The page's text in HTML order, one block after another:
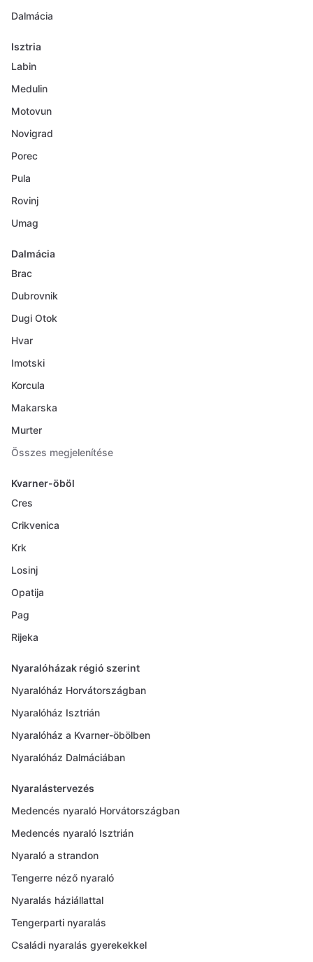
Dalmácia
Isztria
Labin
Medulin
Motovun
Novigrad
Porec
Pula
Rovinj
Umag
Dalmácia
Brac
Dubrovnik
Dugi Otok
Hvar
Imotski
Korcula
Makarska
Murter
Összes megjelenítése
Kvarner-öböl
Cres
Crikvenica
Krk
Losinj
Opatija
Pag
Rijeka
Nyaralóházak régió szerint
Nyaralóház Horvátországban
Nyaralóház Isztrián
Nyaralóház a Kvarner-öbölben
Nyaralóház Dalmáciában
Nyaralástervezés
Medencés nyaraló Horvátországban
Medencés nyaraló Isztrián
Nyaraló a strandon
Tengerre néző nyaraló
Nyaralás háziállattal
Tengerparti nyaralás
Családi nyaralás gyerekekkel